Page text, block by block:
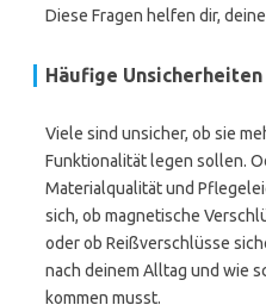
Diese Fragen helfen dir,
Häufige
Viele sind unsicher, ob sie
Funktionalität legen sollen.
Materialqualität und
sich, ob magnetische
oder ob Reißverschlüsse
nach deinem Alltag und wie
kommen musst.